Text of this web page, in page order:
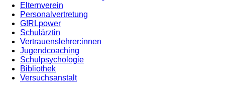
Elternverein
Personalvertretung
G!RLpower
Schulärztin
Vertrauenslehrer:innen
Jugendcoaching
Schulpsychologie
Bibliothek
Versuchsanstalt